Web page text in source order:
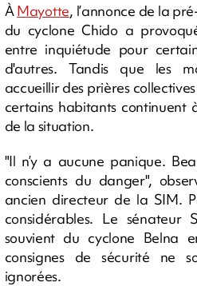
ÀMayotte, l’annonce de la
du cyclone Chido a
entre inquiétude pour
d'autres. Tandis que les
accueillir des prières
certains habitants continuent
de la situation.
"Il n’y a aucune panique.
conscients du danger",
ancien directeur de la SIM.
considérables. Le
souvient du cyclone Belna
consignes de sécurité ne
ignorées.